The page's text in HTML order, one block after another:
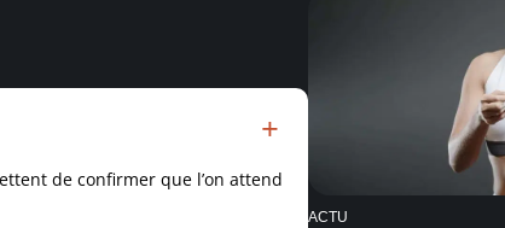
de confirmer que l’on attend
ACTU